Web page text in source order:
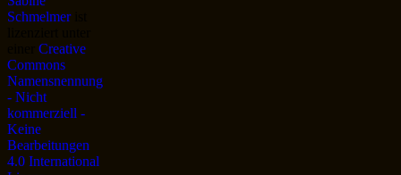
Schmelmerist
Creative
Commons
Namensnennung
- Nicht
kommerziell -
Keine
Bearbeitungen
4.0 International